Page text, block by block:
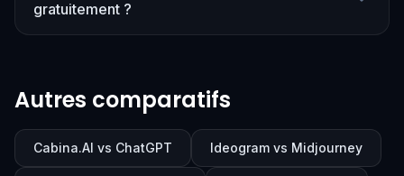
gratuitement ?
Autres comparatifs
Cabina.AI vs ChatGPT Ideogram vs Midjourney